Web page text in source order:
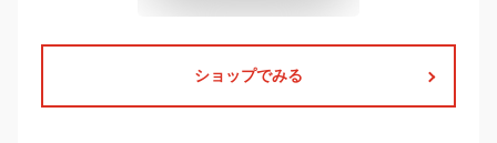
ショップでみる